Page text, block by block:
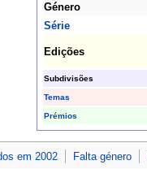
Género
Série
Edições
Subdivisões
Temas
Prémios
em 2002 Falta género